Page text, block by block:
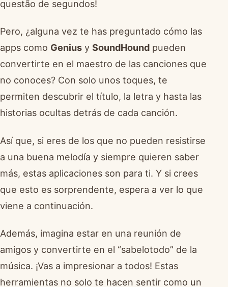
questão de segundos!
Pero, ¿alguna vez te has preguntado cómo las
apps como Genius y SoundHound pueden
convertirte en el maestro de las canciones que
no conoces? Con solo unos toques, te
permiten descubrir el título, la letra y hasta las
historias ocultas detrás de cada canción.
Así que, si eres de los que no pueden resistirse
a una buena melodía y siempre quieren saber
más, estas aplicaciones son para ti. Y si crees
que esto es sorprendente, espera a ver lo que
viene a continuación.
Además, imagina estar en una reunión de
amigos y convertirte en el “sabelotodo” de la
música. ¡Vas a impresionar a todos! Estas
herramientas no solo te hacen sentir como un